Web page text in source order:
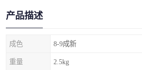
产品描述
成色 8-9成新
重量 2.5kg